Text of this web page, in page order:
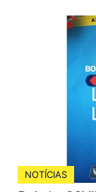
NOTÍCIAS